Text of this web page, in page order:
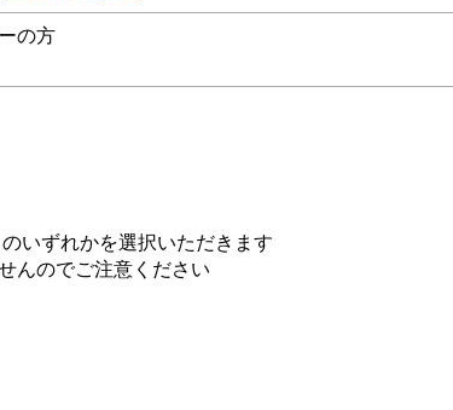
の方
いずれかを選択いただきます
のでご注意ください